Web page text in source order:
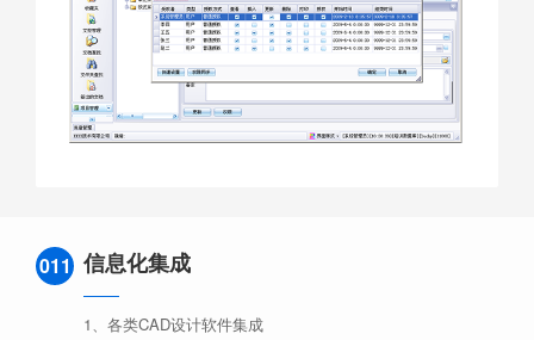
011 信息化集成
1、各类CAD设计软件集成